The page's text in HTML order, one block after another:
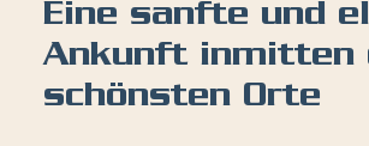
Eine sanfte und
Ankunft inmitten
schönsten Orte